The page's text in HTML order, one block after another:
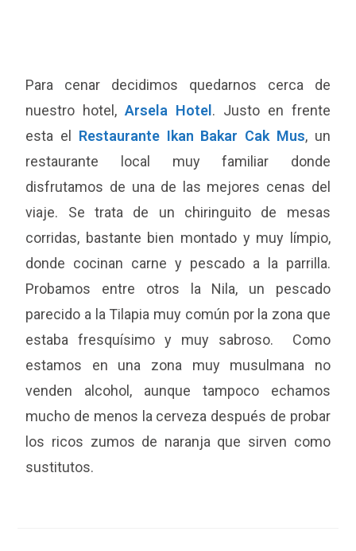
Para cenar decidimos quedarnos cerca de
nuestro hotel,Arsela Hotel . Justo en frente
esta el Restaurante Ikan Bakar Cak Mus, un
restaurante local muy familiar donde
disfrutamos de una de las mejores cenas del
viaje. Se trata de un chiringuito de mesas
corridas, bastante bien montado y muy límpio,
donde cocinan carne y pescado a la parrilla.
Probamos entre otros la Nila, un pescado
parecido a la Tilapia muy común por la zona que
estaba fresquísimo y muy sabroso. Como
estamos en una zona muy musulmana no
venden alcohol, aunque tampoco echamos
mucho de menos la cerveza después de probar
los ricos zumos de naranja que sirven como
sustitutos.